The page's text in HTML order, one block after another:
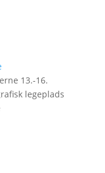
13.-16.
legeplads